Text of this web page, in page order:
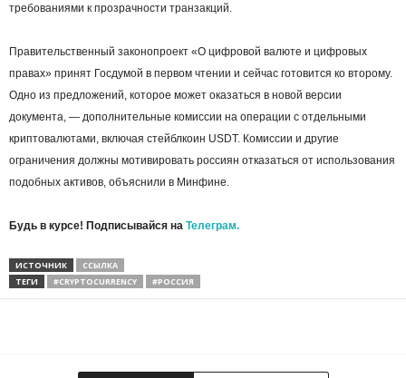
требованиями к прозрачности транзакций.
Правительственный законопроект «О цифровой валюте и цифровых
правах» принят Госдумой в первом чтении и сейчас готовится ко второму.
Одно из предложений, которое может оказаться в новой версии
документа, — дополнительные комиссии на операции с отдельными
криптовалютами, включая стейблкоин USDT. Комиссии и другие
ограничения должны мотивировать россиян отказаться от использования
подобных активов, объяснили в Минфине.
Будь в курсе! Подписывайся на Телеграм.
ИСТОЧНИК
ССЫЛКА
ТЕГИ
#CRYPTOCURRENCY #РОССИЯ